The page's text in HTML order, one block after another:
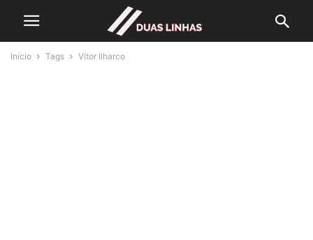
Início Tags Vítor Ilharco